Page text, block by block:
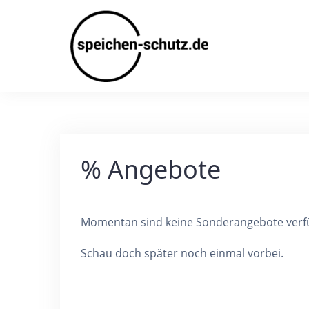
% Angebote
Momentan sind keine Sonderangebote
Schau doch später noch einmal vorbei.